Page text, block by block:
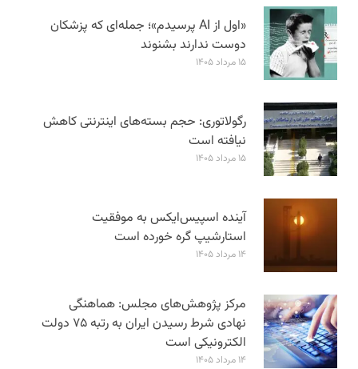
«اول از AI پرسیدم»؛ جمله‌ای که پزشکان
دوست ندارند بشنوند
۱۵ مرداد ۱۴۰۵
رگولاتوری: حجم بسته‌های اینترنتی کاهش
نیافته است
۱۵ مرداد ۱۴۰۵
آینده اسپیس‌ایکس به موفقیت
استارشیپ گره خورده است
۱۴ مرداد ۱۴۰۵
مرکز پژوهش‌های مجلس: هماهنگی
نهادی شرط رسیدن ایران به رتبه ۷۵ دولت
الکترونیکی است
۱۴ مرداد ۱۴۰۵